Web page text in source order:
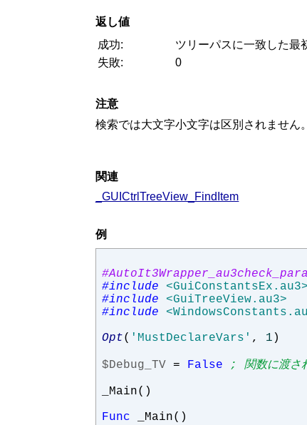
返し値
成功:
ツリーパスに一致した最
失敗:
0
注意
検索では大文字小文字は区別されません。
関連
_GUICtrlTreeView_FindItem
例
#include
<GuiConstantsEx.au3>
#include
<GuiTreeView.au3>
#include
Opt( 'MustDeclareVars' , 1 )
$Debug_TV = False ; 関数に渡さ
_Main()
Func _Main()